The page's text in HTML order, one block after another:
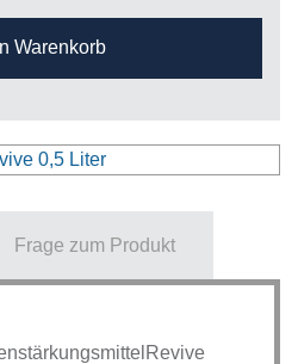
Warenkorb
Frage zum Produkt